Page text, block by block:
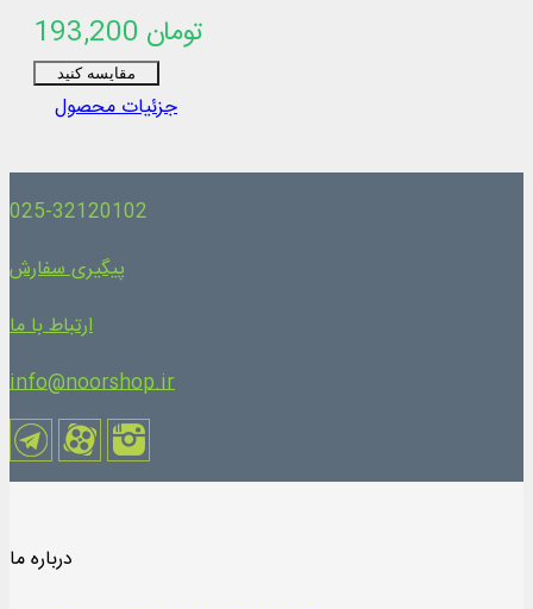
193,200 تومان
مقایسه کنید
جزئیات محصول
025-32120102
پیگیری سفارش
ارتباط با ما
info@noorshop.ir
درباره ما